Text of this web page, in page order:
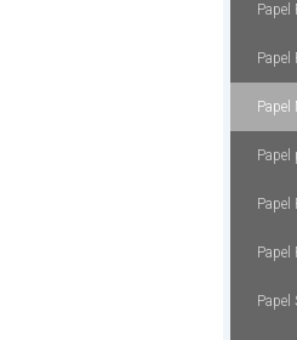
Papel
Papel
Papel
Papel
Papel
Papel